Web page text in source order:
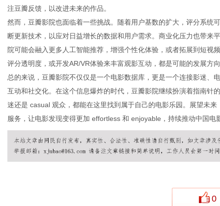
注豆瓣反馈，以改进未来的作品。
然而，豆瓣影院也面临着一些挑战。随着用户基数的扩大，评分系统
断更新技术，以应对日益增长的数据和用户需求。商业化压力也带来
院可能会融入更多人工智能推荐，增强个性化体验，或者拓展到短视
评分透明度，或开发AR/VR体验来丰富观影互动，都是可能的发展方
总的来说，豆瓣影院不仅仅是一个电影数据库，更是一个连接影迷、
互动和社交化。在这个信息爆炸的时代，豆瓣影院继续扮演着指南针
迷还是 casual 观众，都能在这里找到属于自己的电影乐园。展望未
服务，让电影发现变得更加 effortless 和 enjoyable，持续推动中国电
0